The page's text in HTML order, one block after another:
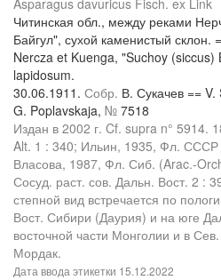
Asparagus davuricus Fisch. ex Link
Читинская обл., между реками
Байгул", сухой каменистый склон.
Nercza et Kuenga, "Suchoy (siccus)
lapidosum.
30.06.1911. Собр. В. Сукачев ==
G. Poplavskaja, № 7518
Издан в 2002 г. Cf. supra n° 5914.
Alt. 1 : 340; Ильин, 1935, Фл. СССР
Власова, 1987, Фл. Сиб. (Arac.-
Сосуд. раст. сов. Дальн. Вост. 2 :
степной вид встречается по
Вост. Сибири (Даурия) и на юге
восточной части Монголии и в
Мордак.
Дата ввода этикетки 15.12.2022